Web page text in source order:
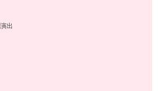
出